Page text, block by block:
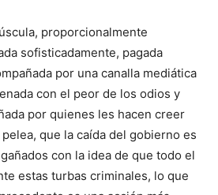
proporcionalmente
sofisticadamente, pagada
por una canalla mediática
con el peor de los odios y
por quienes les hacen creer
que la caída del gobierno es
con la idea de que todo el
estas turbas criminales, lo que